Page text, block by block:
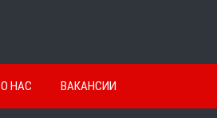
О НАС ВАКАНСИИ